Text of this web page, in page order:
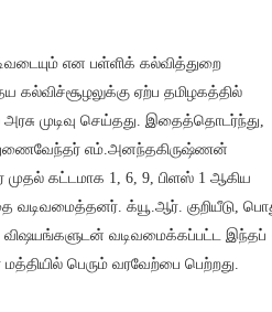
என பள்ளிக் கல்வித்துறை
கல்விச்சூழலுக்கு ஏற்ப தமிழகத்தில்
முடிவு செய்தது. இதைத்தொடர்ந்து,
எம்.அனந்தகிருஷ்ணன்
கட்டமாக 1, 6, 9, பிளஸ் 1 ஆகிய
வடிவமைத்தனர். க்யூ.ஆர். குறியீடு,
விஷயங்களுடன் வடிவமைக்கப்பட்ட இந்தப்
பெரும் வரவேற்பை பெற்றது.